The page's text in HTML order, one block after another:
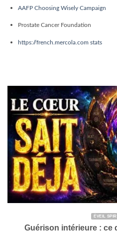
AAFP Choosing Wisely Campaign
Prostate Cancer Foundation
https://french.mercola.com stats
ÉVEIL
Guérison intérieure : ce